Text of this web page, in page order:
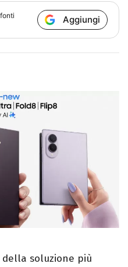
Aggiungi
soluzione più